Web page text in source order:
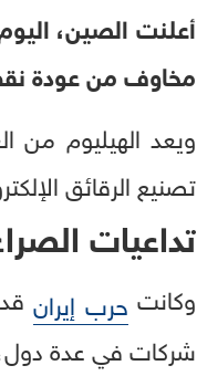
أعلنت الصين،
مخاوف من عودة
ويعد الهيليوم من
تصنيع الرقائق
تداعيات
وكانت حرب إيران
شركات في عدة